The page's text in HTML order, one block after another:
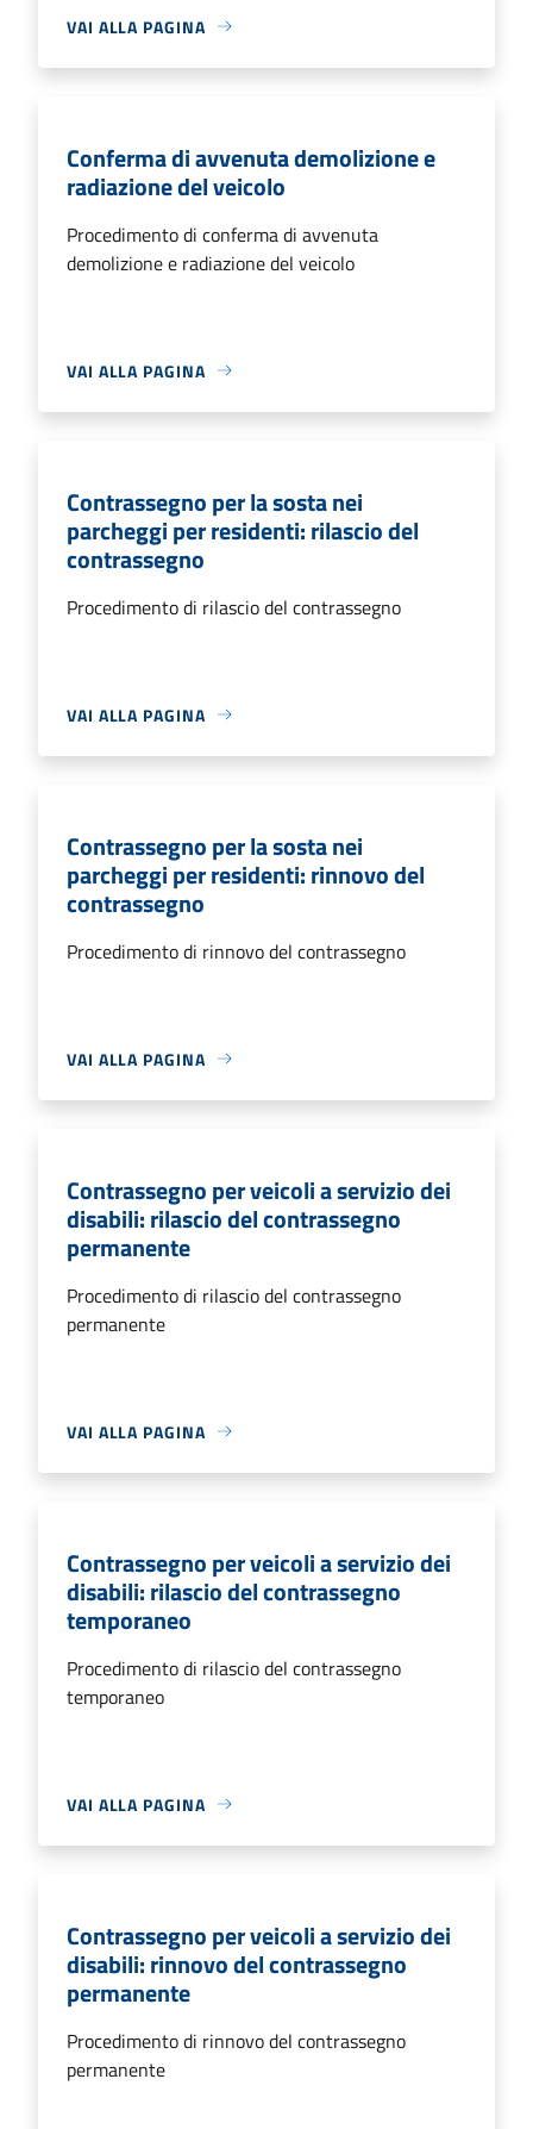
VAI ALLA PAGINA
Conferma di avvenuta demolizione e
radiazione del veicolo
Procedimento di conferma di avvenuta
demolizione e radiazione del veicolo
VAI ALLA PAGINA
Contrassegno per la sosta nei
parcheggi per residenti: rilascio del
contrassegno
Procedimento di rilascio del contrassegno
VAI ALLA PAGINA
Contrassegno per la sosta nei
parcheggi per residenti: rinnovo del
contrassegno
Procedimento di rinnovo del contrassegno
VAI ALLA PAGINA
Contrassegno per veicoli a servizio dei
disabili: rilascio del contrassegno
permanente
Procedimento di rilascio del contrassegno
permanente
VAI ALLA PAGINA
Contrassegno per veicoli a servizio dei
disabili: rilascio del contrassegno
temporaneo
Procedimento di rilascio del contrassegno
temporaneo
VAI ALLA PAGINA
Contrassegno per veicoli a servizio dei
disabili: rinnovo del contrassegno
permanente
Procedimento di rinnovo del contrassegno
permanente